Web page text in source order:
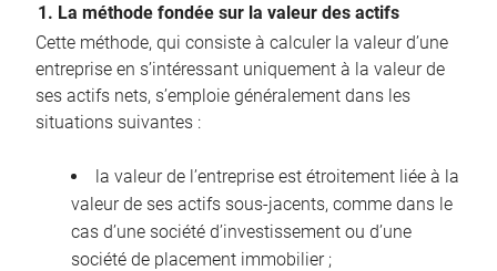
1. La méthode fondée sur la valeur des actifs
Cette méthode, qui consiste à calculer la valeur d’une
entreprise en s’intéressant uniquement à la valeur de
ses actifs nets, s’emploie généralement dans les
situations suivantes :
la valeur de l’entreprise est étroitement liée à la
valeur de ses actifs sous-jacents, comme dans le
cas d’une société d’investissement ou d’une
société de placement immobilier ;